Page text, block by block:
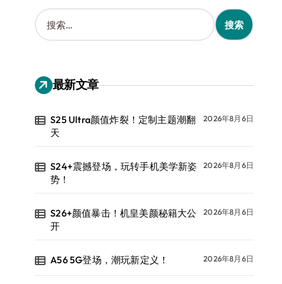
搜
索
：
最新文章
S25 Ultra颜值炸裂！定制主题潮翻
天
2026年8月6日
S24+震撼登场，玩转手机美学新姿
势！
2026年8月6日
S26+颜值暴击！机皇美颜秘籍大公
开
2026年8月6日
A56 5G登场，潮玩新定义！ 2026年8月6日